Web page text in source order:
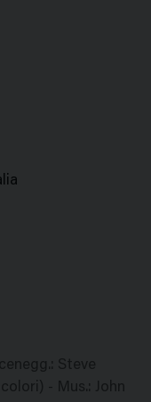
Steve
- Mus.: John